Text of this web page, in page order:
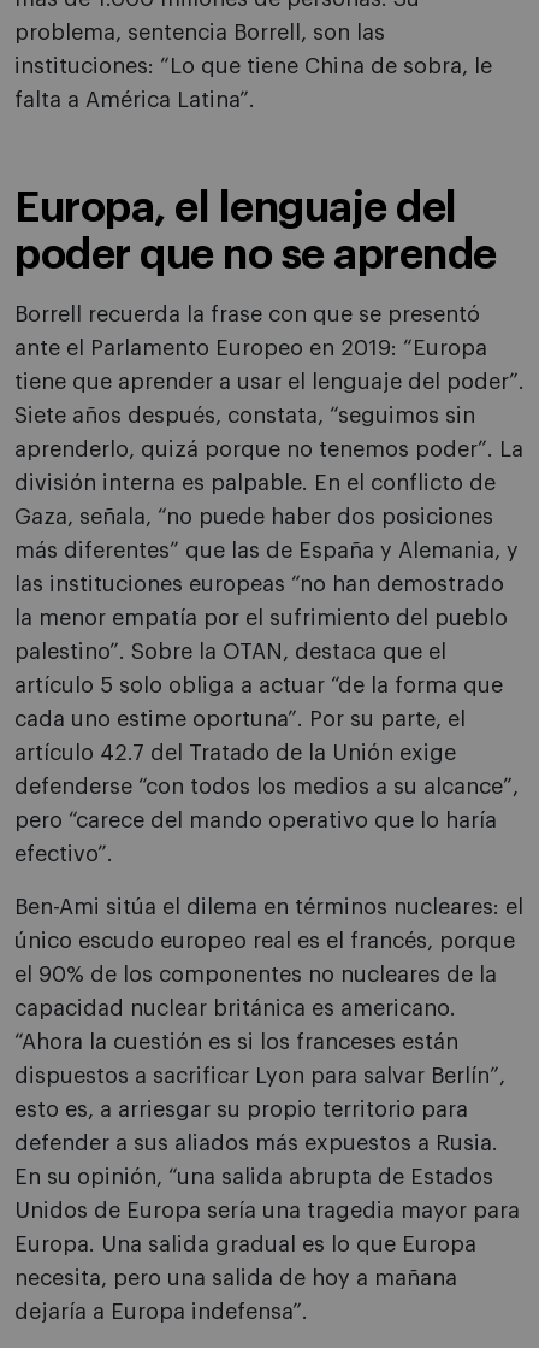
problema, sentencia Borrell, son las
instituciones: “Lo que tiene China de sobra, le
falta a América Latina”.
Europa, el lenguaje del
poder que no se aprende
Borrell recuerda la frase con que se presentó
ante el Parlamento Europeo en 2019: “Europa
tiene que aprender a usar el lenguaje del poder”.
Siete años después, constata, “seguimos sin
aprenderlo, quizá porque no tenemos poder”. La
división interna es palpable. En el conflicto de
Gaza, señala, “no puede haber dos posiciones
más diferentes” que las de España y Alemania, y
las instituciones europeas “no han demostrado
la menor empatía por el sufrimiento del pueblo
palestino”. Sobre la OTAN, destaca que el
artículo 5 solo obliga a actuar “de la forma que
cada uno estime oportuna”. Por su parte, el
artículo 42.7 del Tratado de la Unión exige
defenderse “con todos los medios a su alcance”,
pero “carece del mando operativo que lo haría
efectivo”.
Ben-Ami sitúa el dilema en términos nucleares: el
único escudo europeo real es el francés, porque
el 90% de los componentes no nucleares de la
capacidad nuclear británica es americano.
“Ahora la cuestión es si los franceses están
dispuestos a sacrificar Lyon para salvar Berlín”,
esto es, a arriesgar su propio territorio para
defender a sus aliados más expuestos a Rusia.
En su opinión, “una salida abrupta de Estados
Unidos de Europa sería una tragedia mayor para
Europa. Una salida gradual es lo que Europa
necesita, pero una salida de hoy a mañana
dejaría a Europa indefensa”.